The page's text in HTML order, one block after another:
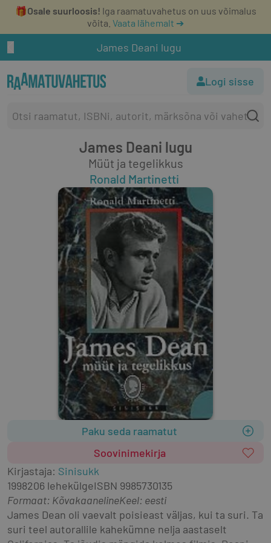
🎁Osale suurloosis! Iga raamatuvahetus on uus võimalus
võita. Vaata lähemalt ➔
James Deani lugu
Logi sisse
James Deani lugu
Müüt ja tegelikkus
Ronald Martinetti
Paku seda raamatut
Soovinimekirja
Kirjastaja: Sinisukk
1998206 lehekülgeISBN 9985730135
Formaat: KõvakaanelineKeel: eesti
James Dean oli vaevalt poisieast väljas, kui ta suri. Ta
suri teel autorallile kahekümne nelja aastaselt